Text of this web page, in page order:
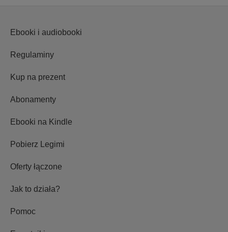
Ebooki i audiobooki
Regulaminy
Kup na prezent
Abonamenty
Ebooki na Kindle
Pobierz Legimi
Oferty łączone
Jak to działa?
Pomoc